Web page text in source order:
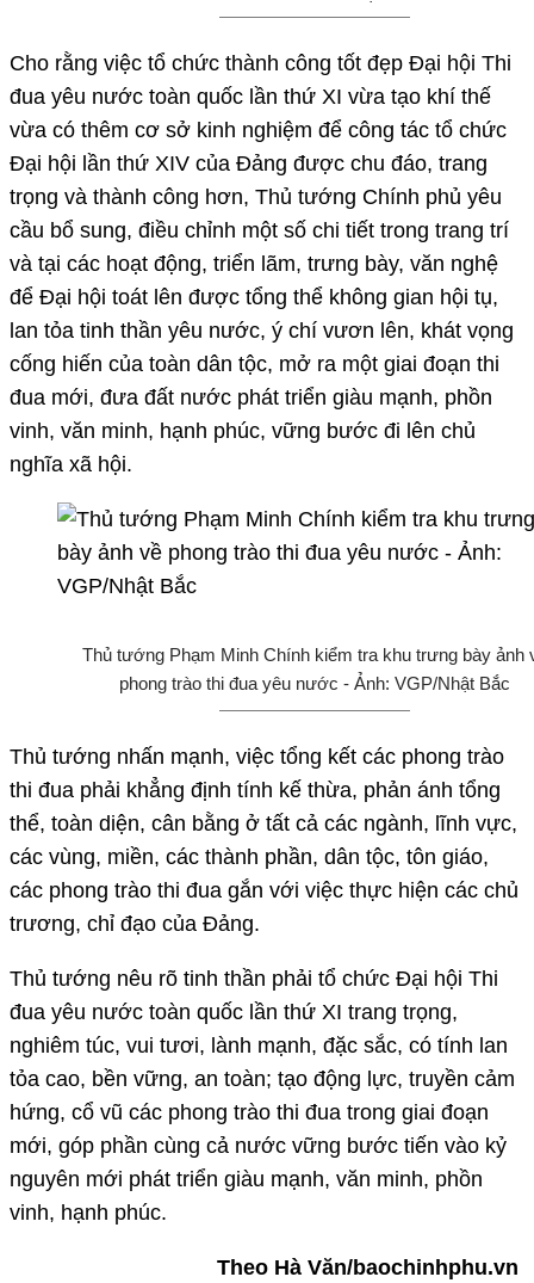
Cho rằng việc tổ chức thành công tốt đẹp Đại hội Thi
đua yêu nước toàn quốc lần thứ XI vừa tạo khí thế
vừa có thêm cơ sở kinh nghiệm để công tác tổ chức
Đại hội lần thứ XIV của Đảng được chu đáo, trang
trọng và thành công hơn, Thủ tướng Chính phủ yêu
cầu bổ sung, điều chỉnh một số chi tiết trong trang trí
và tại các hoạt động, triển lãm, trưng bày, văn nghệ
để Đại hội toát lên được tổng thể không gian hội tụ,
lan tỏa tinh thần yêu nước, ý chí vươn lên, khát vọng
cống hiến của toàn dân tộc, mở ra một giai đoạn thi
đua mới, đưa đất nước phát triển giàu mạnh, phồn
vinh, văn minh, hạnh phúc, vững bước đi lên chủ
nghĩa xã hội.
Thủ tướng Phạm Minh Chính kiểm tra khu trưng bày ảnh
phong trào thi đua yêu nước - Ảnh: VGP/Nhật Bắc
Thủ tướng nhấn mạnh, việc tổng kết các phong trào
thi đua phải khẳng định tính kế thừa, phản ánh tổng
thể, toàn diện, cân bằng ở tất cả các ngành, lĩnh vực,
các vùng, miền, các thành phần, dân tộc, tôn giáo,
các phong trào thi đua gắn với việc thực hiện các chủ
trương, chỉ đạo của Đảng.
Thủ tướng nêu rõ tinh thần phải tổ chức Đại hội Thi
đua yêu nước toàn quốc lần thứ XI trang trọng,
nghiêm túc, vui tươi, lành mạnh, đặc sắc, có tính lan
tỏa cao, bền vững, an toàn; tạo động lực, truyền cảm
hứng, cổ vũ các phong trào thi đua trong giai đoạn
mới, góp phần cùng cả nước vững bước tiến vào kỷ
nguyên mới phát triển giàu mạnh, văn minh, phồn
vinh, hạnh phúc.
Theo Hà Văn/baochinhphu.vn